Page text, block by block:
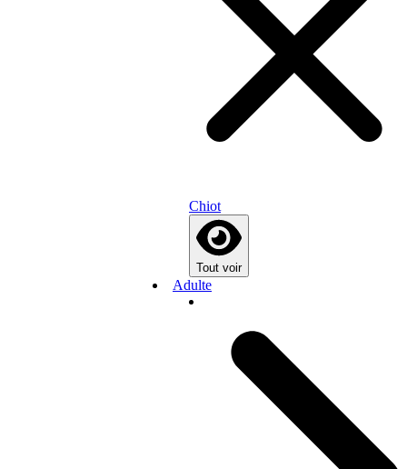
Chiot
Tout voir
Adulte